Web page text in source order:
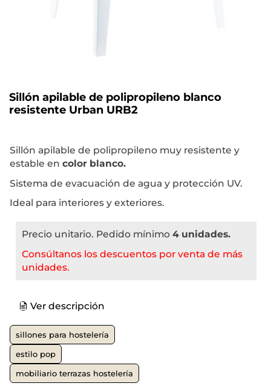
Sillón apilable de polipropileno blanco
resistente Urban URB2
Sillón apilable de polipropileno muy resistente y
estable en color blanco.
Sistema de evacuación de agua y protección UV.
Ideal para interiores y exteriores.
Precio unitario. Pedido mínimo 4 unidades.
Consúltanos los descuentos por venta de más
unidades.
Ver descripción
sillones para hostelería
estilo pop
mobiliario terrazas hostelería